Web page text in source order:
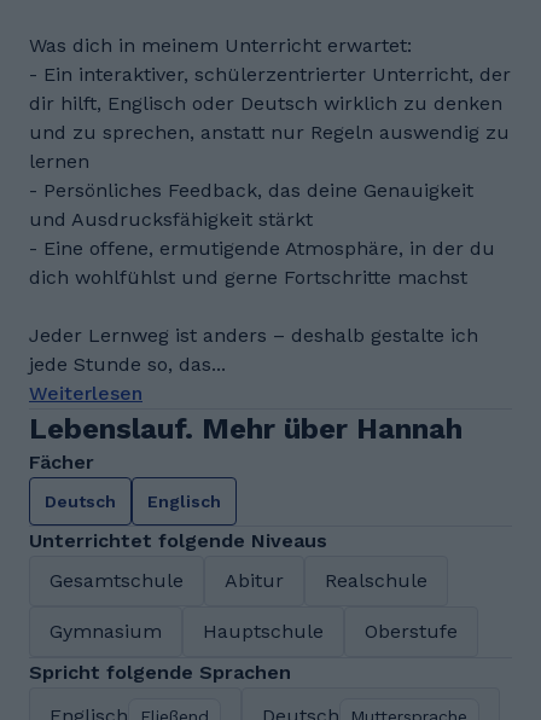
Was dich in meinem Unterricht erwartet:
- Ein interaktiver, schülerzentrierter Unterricht, der
dir hilft, Englisch oder Deutsch wirklich zu denken
und zu sprechen, anstatt nur Regeln auswendig zu
lernen
- Persönliches Feedback, das deine Genauigkeit
und Ausdrucksfähigkeit stärkt
- Eine offene, ermutigende Atmosphäre, in der du
dich wohlfühlst und gerne Fortschritte machst
Jeder Lernweg ist anders – deshalb gestalte ich
jede Stunde so, das...
Weiterlesen
Lebenslauf. Mehr über Hannah
Fächer
Deutsch Englisch
Unterrichtet folgende Niveaus
Gesamtschule
Abitur Realschule
Gymnasium Hauptschule
Oberstufe
Spricht folgende Sprachen
Englisch
Fließend Deutsch Muttersprache